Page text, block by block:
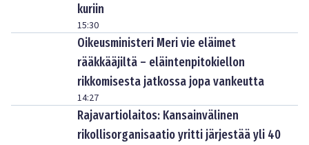
kuriin
15:30
Oikeusministeri Meri vie eläimet
rääkkääjiltä – eläintenpitokiellon
rikkomisesta jatkossa jopa vankeutta
14:27
Rajavartiolaitos: Kansainvälinen
rikollisorganisaatio yritti järjestää yli 40